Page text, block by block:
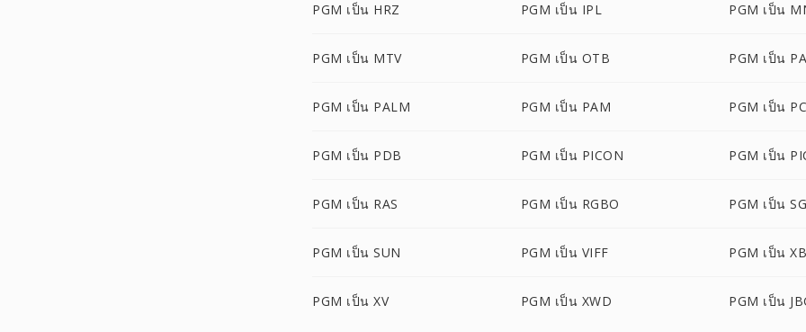
PGM เป็น HRZ PGM เป็น IPL PGM เป็น
PGM เป็น MTV PGM เป็น OTB PGM เป็น
PGM เป็น PALM PGM เป็น PAM PGM เป็น
PGM เป็น PDB PGM เป็น PICON PGM เป็น
PGM เป็น RAS PGM เป็น RGBO PGM เป็น
PGM เป็น SUN PGM เป็น VIFF PGM เป็น
PGM เป็น XV PGM เป็น XWD PGM เป็น